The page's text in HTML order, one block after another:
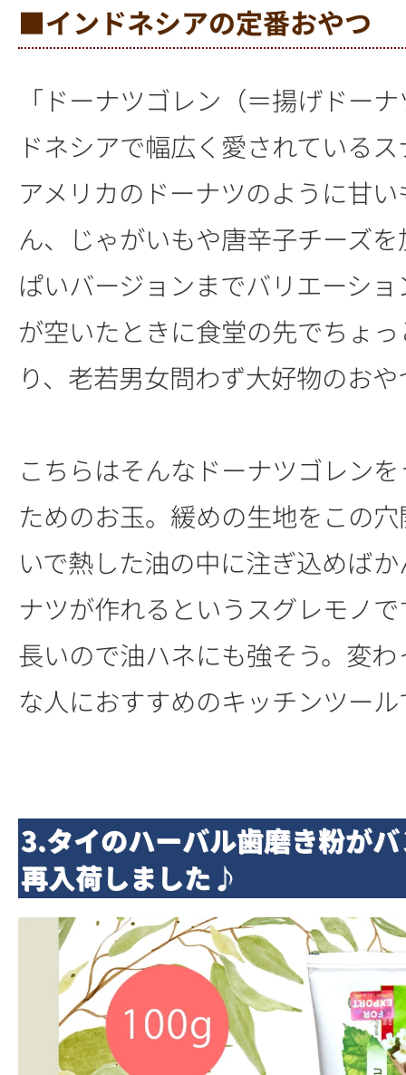
■インドネシアの定番おやつ
「ドーナツゴレン（＝揚げドー
ドネシアで幅広く愛されている
アメリカのドーナツのように甘
ん、じゃがいもや唐辛子チーズ
ぱいバージョンまでバリエーシ
が空いたときに食堂の先でちょ
り、老若男女問わず大好物のお
こちらはそんなドーナツゴレン
ためのお玉。緩めの生地をこの
いで熱した油の中に注ぎ込めば
ナツが作れるというスグレモノ
長いので油ハネにも強そう。変
な人におすすめのキッチンツール
3.タイのハーバル歯磨き粉が
再入荷しました♪